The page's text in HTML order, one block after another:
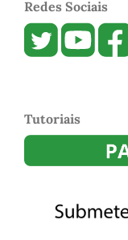
Redes Sociais
Tutoriais